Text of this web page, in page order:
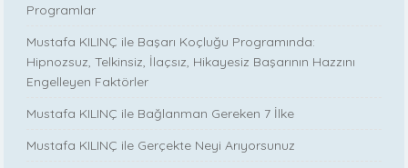
Programlar
Mustafa KILINÇ ile Başarı Koçluğu Programında:
Hipnozsuz, Telkinsiz, İlaçsız, Hikayesiz Başarının Hazzını
Engelleyen Faktörler
Mustafa KILINÇ ile Bağlanman Gereken 7 İlke
Mustafa KILINÇ ile Gerçekte Neyi Arıyorsunuz